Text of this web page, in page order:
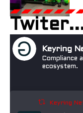
Keyring
Compliance
ecosystem.
Keyring